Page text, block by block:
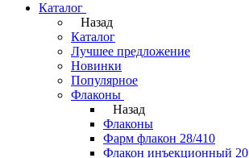
Каталог
Назад
Каталог
Лучшее предложение
Новинки
Популярное
Флаконы
Назад
Флаконы
Фарм флакон 28/410
Флакон инъекционный 20